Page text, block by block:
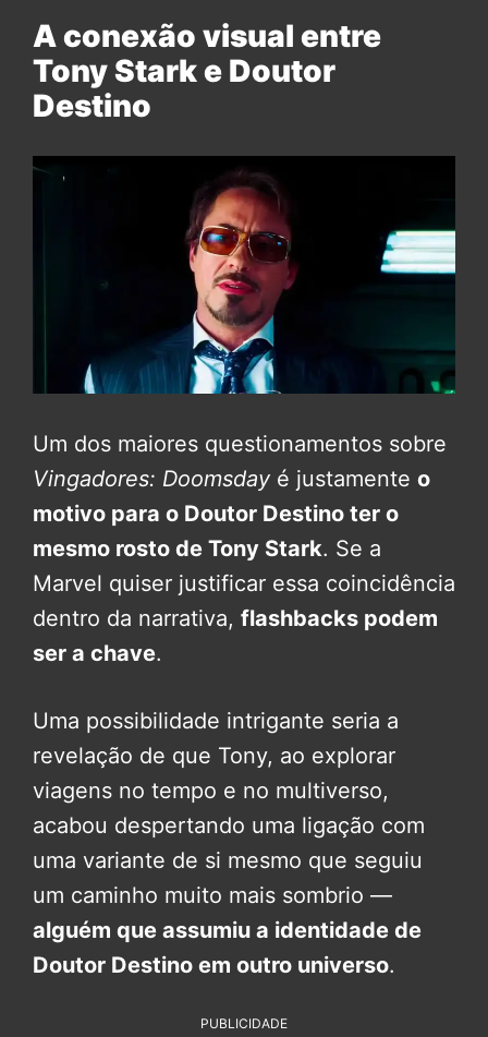
A conexão visual entre
Tony Stark e Doutor
Destino
Um dos maiores questionamentos sobre
Vingadores: Doomsday é justamente o
motivo para o Doutor Destino ter o
mesmo rosto de Tony Stark. Se a
Marvel quiser justificar essa coincidência
dentro da narrativa, flashbacks podem
ser a chave.
Uma possibilidade intrigante seria a
revelação de que Tony, ao explorar
viagens no tempo e no multiverso,
acabou despertando uma ligação com
uma variante de si mesmo que seguiu
um caminho muito mais sombrio —
alguém que assumiu a identidade de
Doutor Destino em outro universo.
PUBLICIDADE